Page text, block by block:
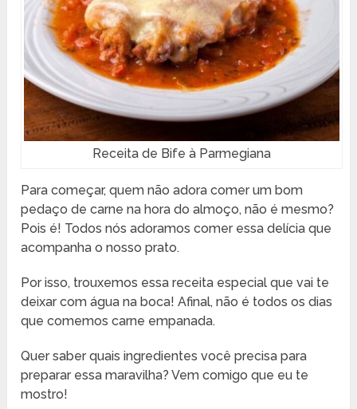
Receita de Bife à Parmegiana
Para começar, quem não adora comer um bom
pedaço de carne na hora do almoço, não é mesmo?
Pois é! Todos nós adoramos comer essa delícia que
acompanha o nosso prato.
Por isso, trouxemos essa receita especial que vai te
deixar com água na boca! Afinal, não é todos os dias
que comemos carne empanada.
Quer saber quais ingredientes você precisa para
preparar essa maravilha? Vem comigo que eu te
mostro!